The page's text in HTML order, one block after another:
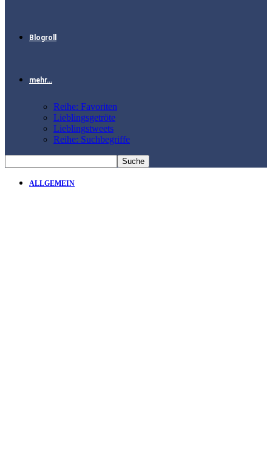
Blogroll
mehr…
Reihe: Favoriten
Lieblingsgetröte
Lieblingstweets
Reihe: Suchbegriffe
ALLGEMEIN